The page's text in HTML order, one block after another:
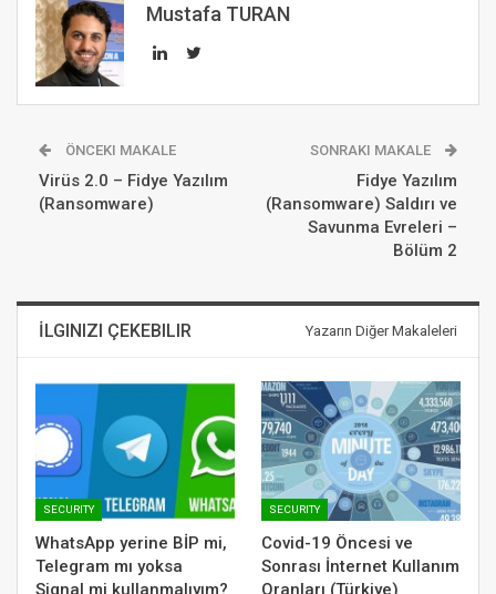
Mustafa TURAN
ÖNCEKI MAKALE
Virüs 2.0 – Fidye Yazılım
(Ransomware)
SONRAKI MAKALE
Fidye Yazılım
(Ransomware) Saldırı ve
Savunma Evreleri –
Bölüm 2
İLGINIZI ÇEKEBILIR Yazarın Diğer Makaleleri
SECURITY
WhatsApp yerine BİP mi,
Telegram mı yoksa
Signal mi kullanmalıyım?
SECURITY
Covid-19 Öncesi ve
Sonrası İnternet Kullanım
Oranları (Türkiye)